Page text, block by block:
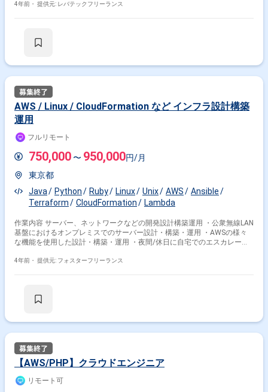
ン用システムの開発、運用 -外部連携システムの開発、運用 -外部公開
4年前・ 提供元: レバテックフリーランス
AWS / Linux / CloudFormation など インフラ設計構築
運用
フルリモート
750,000 〜 950,000円/月
東京都
Java
Python Ruby Linux Unix AWS
Ansible
Terraform
CloudFormation Lambda
作業内容 サーバー、ネットワークなどの開発設計構築運用 ・公衆無線LAN
基盤におけるオンプレミスでのサーバー設計・構築・運用 ・AWSの様々
な機能を使用した設計・構築・運用 ・夜間/休日に自宅でのエスカレーシ
＜服装＞ 自由
4年前・ 提供元: フォスターフリーランス
【AWS/PHP】クラウドエンジニア
リモート可